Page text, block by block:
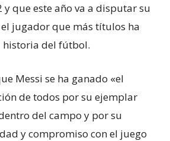
y que este año va a disputar su
jugador que más títulos ha
historia del fútbol.
Messi se ha ganado «el
de todos por su ejemplar
del campo y por su
y compromiso con el juego